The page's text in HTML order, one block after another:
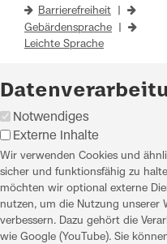
Barrierefreiheit
Gebärdensprache
Leichte Sprache
Notwendiges
Externe Inhalte
Wir verwenden Cookies und
sicher und funktionsfähig zu
möchten wir optional externe
nutzen, um die Nutzung unserer
verbessern. Dazu gehört die
wie Google (YouTube). Sie